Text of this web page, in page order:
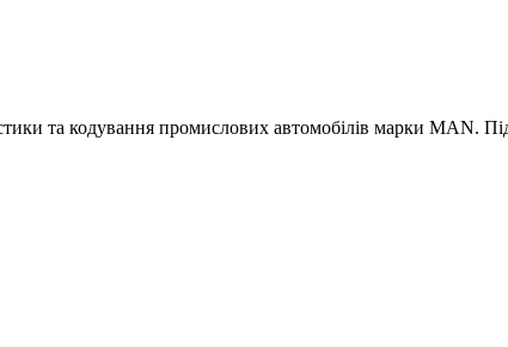
та кодування промислових автомобілів марки MAN.